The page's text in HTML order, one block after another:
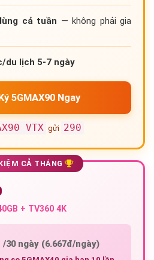
cả tuần — không phải gia
du lịch 5-7 ngày
5GMAX90 Ngay
VTX gửi 290
CẢ THÁNG
+ TV360 4K
/30 ngày (6.667đ/ngày)